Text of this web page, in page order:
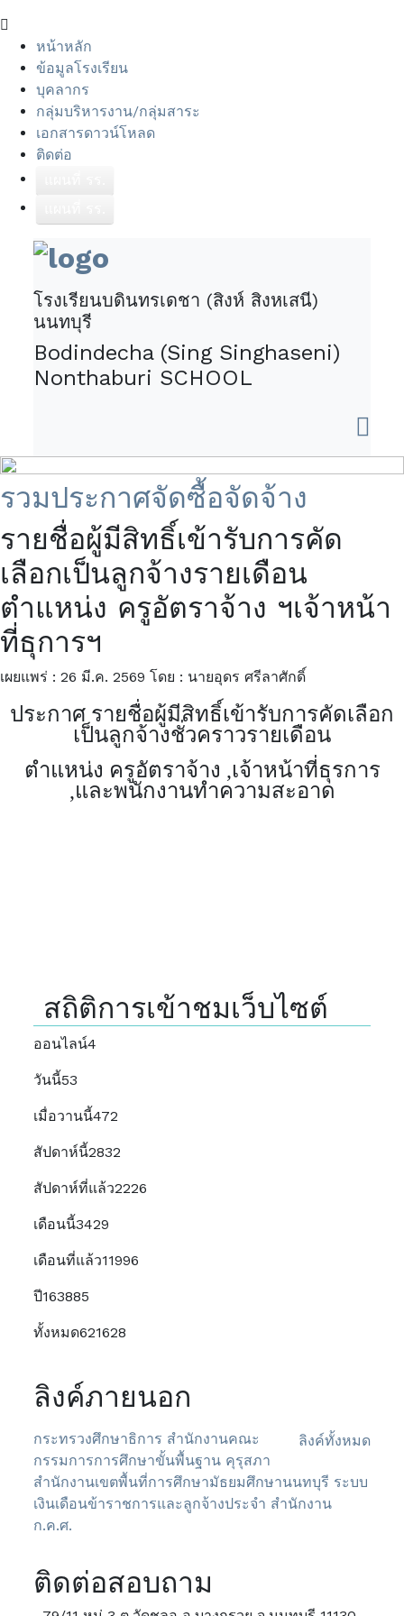
หน้าหลัก
ข้อมูลโรงเรียน
บุคลากร
กลุ่มบริหารงาน/กลุ่มสาระ
เอกสารดาวน์โหลด
ติดต่อ
โรงเรียนบดินทรเดชา (สิงห์ สิงหเสนี)
นนทบุรี
Bodindecha (Sing Singhaseni)
Nonthaburi SCHOOL
รวมประกาศจัดซื้อจัดจ้าง
รายชื่อผู้มีสิทธิ์เข้ารับการคัด
เลือกเป็นลูกจ้างรายเดือน
ตำแหน่ง ครูอัตราจ้าง ฯเจ้าหน้า
ที่ธุการฯ
เผยแพร่ : 26 มี.ค. 2569 โดย : นายอุดร ศรีลาศักดิ์
ประกาศ รายชื่อผู้มีสิทธิ์เข้ารับการคัดเลือก
เป็นลูกจ้างชั่วคราวรายเดือน
ตำแหน่ง ครูอัตราจ้าง ,เจ้าหน้าที่ธุรการ
,และพนักงานทำความสะอาด
สถิติการเข้าชมเว็บไซต์
ออนไลน์4
วันนี้53
เมื่อวานนี้472
สัปดาห์นี้2832
สัปดาห์ที่แล้ว2226
เดือนนี้3429
เดือนที่แล้ว11996
ปี163885
ทั้งหมด621628
ลิงค์ภายนอก
ลิงค์ทั้งหมด
กระทรวงศึกษาธิการ สำนักงานคณะ
กรรมการการศึกษาขั้นพื้นฐาน คุรุสภา
สำนักงานเขตพื้นที่การศึกษามัธยมศึกษานนทบุรี ระบบ
เงินเดือนข้าราชการและลูกจ้างประจำ สำนักงาน
ก.ค.ศ.
ติดต่อสอบถาม